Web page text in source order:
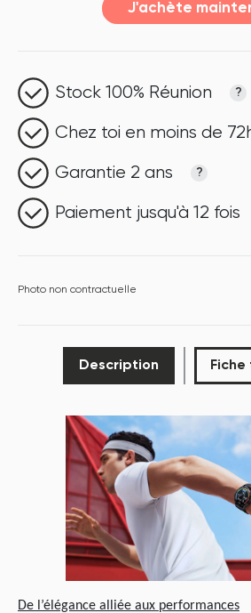
J'achète
Stock 100% Réunion ?
Chez toi en moins de
Garantie 2 ans ?
Paiement jusqu'à 12 fois
Photo non contractuelle
Description
De l’élégance alliée aux performances